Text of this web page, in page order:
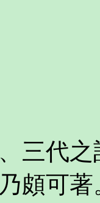
三代
頗可著